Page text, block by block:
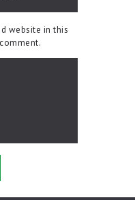
website in this